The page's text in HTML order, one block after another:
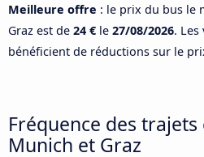
Meilleure offre : le prix du bus le
Graz est de 24 € le 27/08/2026.
bénéficient de réductions sur le
Fréquence des
Munich et Graz